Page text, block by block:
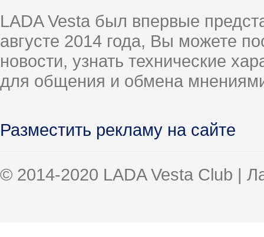
LADA Vesta был впервые
августе 2014 года, Вы можете
новости, узнать технические
для общения и обмена
Разместить рекламу на сайте
© 2014-2020 LADA Vesta Club |